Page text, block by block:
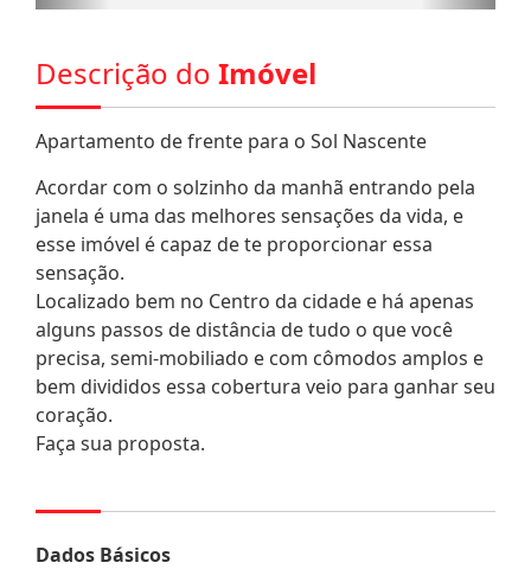
Descrição do Imóvel
Apartamento de frente para o Sol Nascente
Acordar com o solzinho da manhã entrando pela
janela é uma das melhores sensações da vida, e
esse imóvel é capaz de te proporcionar essa
sensação.
Localizado bem no Centro da cidade e há apenas
alguns passos de distância de tudo o que você
precisa, semi-mobiliado e com cômodos amplos e
bem divididos essa cobertura veio para ganhar seu
coração.
Faça sua proposta.
Dados Básicos